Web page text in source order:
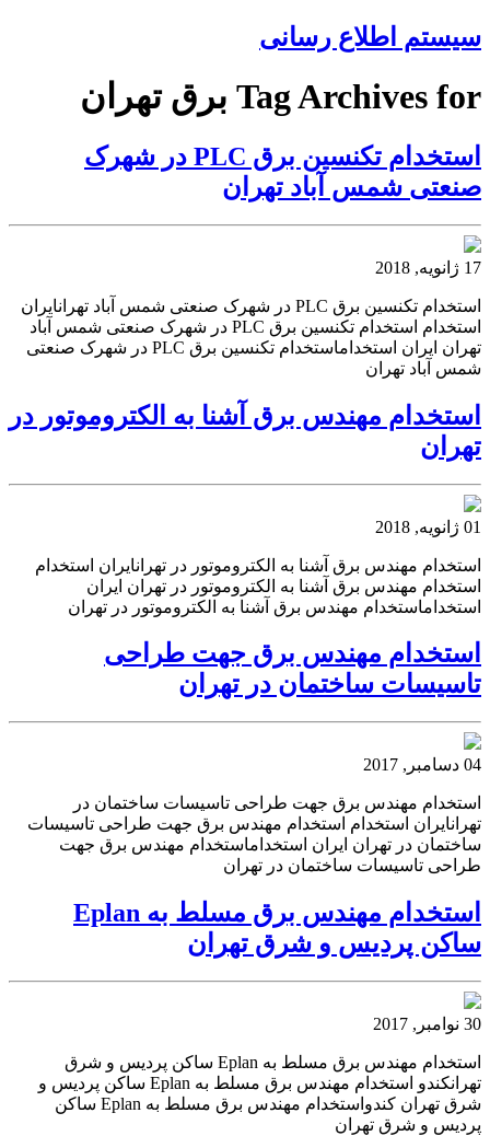
سیستم اطلاع رسانی
Tag Archives for برق تهران
استخدام تکنسین برق PLC در شهرک
صنعتی شمس آباد تهران
17 ژانویه, 2018
استخدام تکنسین برق PLC در شهرک صنعتی شمس آباد تهرانایران
استخدام استخدام تکنسین برق PLC در شهرک صنعتی شمس آباد
تهران ایران استخداماستخدام تکنسین برق PLC در شهرک صنعتی
شمس آباد تهران
استخدام مهندس برق آشنا به الکتروموتور در
تهران
01 ژانویه, 2018
استخدام مهندس برق آشنا به الکتروموتور در تهرانایران استخدام
استخدام مهندس برق آشنا به الکتروموتور در تهران ایران
استخداماستخدام مهندس برق آشنا به الکتروموتور در تهران
استخدام مهندس برق جهت طراحی
تاسیسات ساختمان در تهران
04 دسامبر, 2017
استخدام مهندس برق جهت طراحی تاسیسات ساختمان در
تهرانایران استخدام استخدام مهندس برق جهت طراحی تاسیسات
ساختمان در تهران ایران استخداماستخدام مهندس برق جهت
طراحی تاسیسات ساختمان در تهران
استخدام مهندس برق مسلط به Eplan
ساکن پردیس و شرق تهران
30 نوامبر, 2017
استخدام مهندس برق مسلط به Eplan ساکن پردیس و شرق
تهرانکندو استخدام مهندس برق مسلط به Eplan ساکن پردیس و
شرق تهران کندواستخدام مهندس برق مسلط به Eplan ساکن
پردیس و شرق تهران